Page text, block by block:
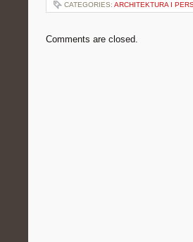
CATEGORIES: ARCHITEKTURA I
Comments are closed.